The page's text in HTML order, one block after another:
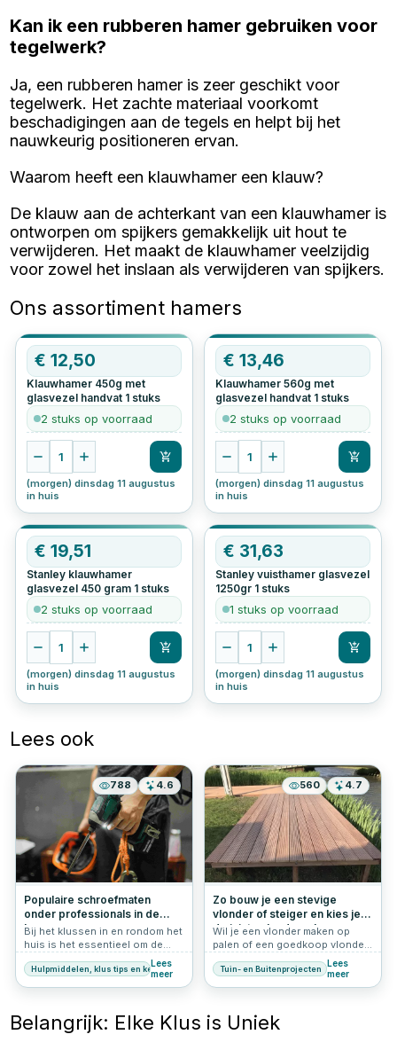
Kan ik een rubberen hamer gebruiken voor
tegelwerk?
Ja, een rubberen hamer is zeer geschikt voor
tegelwerk. Het zachte materiaal voorkomt
beschadigingen aan de tegels en helpt bij het
nauwkeurig positioneren ervan.
Waarom heeft een klauwhamer een klauw?
De klauw aan de achterkant van een klauwhamer is
ontworpen om spijkers gemakkelijk uit hout te
verwijderen. Het maakt de klauwhamer veelzijdig
voor zowel het inslaan als verwijderen van spijkers.
Ons assortiment hamers
€12,50
Klauwhamer 450g met
glasvezel handvat 1 stuks
2 stuks op voorraad
1
(morgen) dinsdag 11 augustus
in huis
€ 13,46
Klauwhamer 560g met
glasvezel handvat 1 stuks
2 stuks op voorraad
1
(morgen) dinsdag 11 augustus
in huis
€19,51
Stanley klauwhamer
glasvezel 450 gram 1 stuks
2 stuks op voorraad
1
(morgen) dinsdag 11 augustus
in huis
€ 31,63
Stanley vuisthamer glasvezel
1250gr 1 stuks
1 stuks op voorraad
1
(morgen) dinsdag 11 augustus
in huis
Lees ook
788 4.6
Populaire schroefmaten
onder professionals in de
bouw
Bij het klussen in en rondom het
huis is het essentieel om de
voorraad te hebben. Of je nu
meubels in elkaar zet,
hebben van de juiste schroeven
Hulpmiddelen, klus tips en keuzehulp
Lees
meer
560 4.7
Zo bouw je een stevige
vlonder of steiger en kies je
de juiste vlonderschroeven
Wil je een vlonder maken op
palen of een goedkoop vlonder
maken voor je tuin? Dan is het
belangrijk om de juiste aanpak
en materialen te kiezen. Een
alleen een stijlvolle uitstraling,
Tuin- en Buitenprojecten
Lees
meer
Belangrijk: Elke Klus is Uniek